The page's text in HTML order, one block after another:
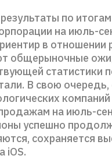
по
на июль-
в отношении
общерыночные
статистики
В свою очередь,
на июль-
успешно
сохраняется
iOS.